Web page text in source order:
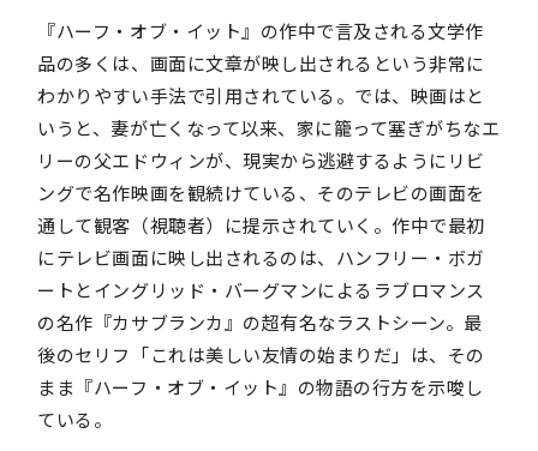
『ハーフ・オブ・イット』の作中で言及される文学作
品の多くは、画面に文章が映し出されるという非常に
わかりやすい手法で引用されている。では、映画はと
いうと、妻が亡くなって以来、家に籠って塞ぎがちなエ
リーの父エドウィンが、現実から逃避するようにリビ
ングで名作映画を観続けている、そのテレビの画面を
通して観客（視聴者）に提示されていく。作中で最初
にテレビ画面に映し出されるのは、ハンフリー・ボガ
ートとイングリッド・バーグマンによるラブロマンス
の名作『カサブランカ』の超有名なラストシーン。最
後のセリフ「これは美しい友情の始まりだ」は、その
まま『ハーフ・オブ・イット』の物語の行方を示唆し
ている。